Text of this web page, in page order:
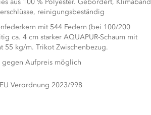
aus 100 % Polyester. Gebordert, Klimaband
reinigungsbeständig
mit 544 Federn (bei 100/200
ca. 4 cm starker AQUAPUR-Schaum mit
55 kg/m. Trikot Zwischenbezug.
gegen Aufpreis möglich
Verordnung 2023/998